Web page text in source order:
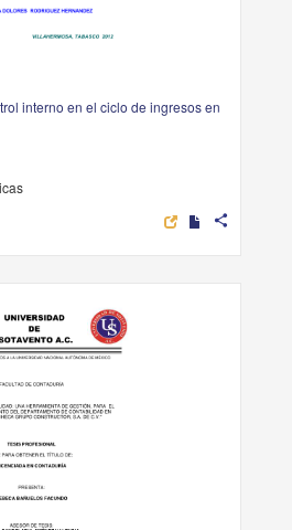
interno en el ciclo de ingresos en
share